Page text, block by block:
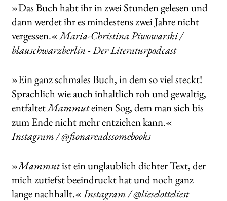
»Das Buch habt ihr in zwei Stunden gelesen und
dann werdet ihr es mindestens zwei Jahre nicht
vergessen.«Maria-Christina Piwowarski /
blauschwarzberlin - Der Literaturpodcast
»Ein ganz schmales Buch, in dem so viel steckt!
Sprachlich wie auch inhaltlich roh und gewaltig,
entfaltetMammuteinen Sog, dem man sich bis
zum Ende nicht mehr entziehen kann.«
Instagram / @fionareadssomebooks
»Mammutist ein unglaublich dichter Text, der
mich zutiefst beeindruckt hat und noch ganz
lange nachhallt.«Instagram / @lieselotteliest